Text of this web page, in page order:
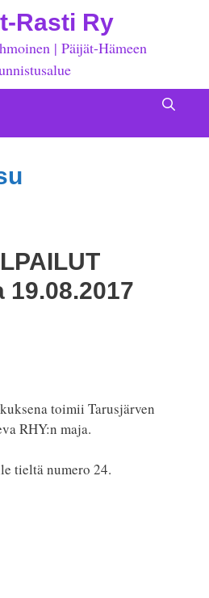
Rasti Ry
| Päijät-Hämeen
19.08.2017
toimii Tarusjärven
RHY:n maja.
tieltä numero 24.